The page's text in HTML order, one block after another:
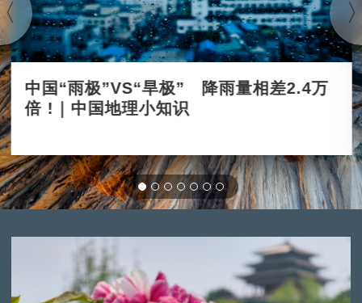
中国“雨极”VS“旱极” 降雨量相差2.4万
倍 !｜中国地理小知识